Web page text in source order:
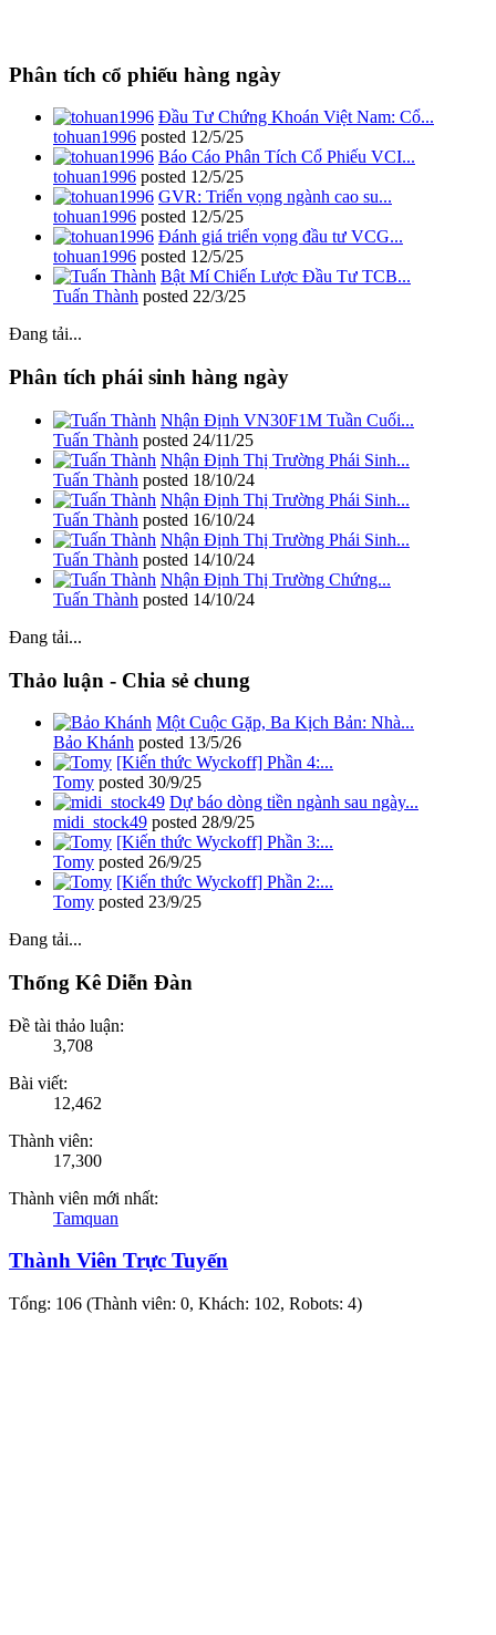
Phân tích cổ phiếu hàng ngày
Đầu Tư Chứng Khoán Việt Nam: Cổ...
tohuan1996 posted 12/5/25
Báo Cáo Phân Tích Cổ Phiếu VCI...
tohuan1996 posted 12/5/25
GVR: Triển vọng ngành cao su...
tohuan1996 posted 12/5/25
Đánh giá triển vọng đầu tư VCG...
tohuan1996 posted 12/5/25
Bật Mí Chiến Lược Đầu Tư TCB...
Tuấn Thành posted 22/3/25
Đang tải...
Phân tích phái sinh hàng ngày
Nhận Định VN30F1M Tuần Cuối...
Tuấn Thành posted 24/11/25
Nhận Định Thị Trường Phái Sinh...
Tuấn Thành posted 18/10/24
Nhận Định Thị Trường Phái Sinh...
Tuấn Thành posted 16/10/24
Nhận Định Thị Trường Phái Sinh...
Tuấn Thành posted 14/10/24
Nhận Định Thị Trường Chứng...
Tuấn Thành posted 14/10/24
Đang tải...
Thảo luận - Chia sẻ chung
Một Cuộc Gặp, Ba Kịch Bản: Nhà...
Bảo Khánh posted 13/5/26
[Kiến thức Wyckoff] Phần 4:...
Tomy posted 30/9/25
Dự báo dòng tiền ngành sau ngày...
midi_stock49 posted 28/9/25
[Kiến thức Wyckoff] Phần 3:...
Tomy posted 26/9/25
[Kiến thức Wyckoff] Phần 2:...
Tomy posted 23/9/25
Đang tải...
Thống Kê Diễn Đàn
Đề tài thảo luận:
3,708
Bài viết:
12,462
Thành viên:
17,300
Thành viên mới nhất:
Tamquan
Thành Viên Trực Tuyến
Tổng: 106 (Thành viên: 0, Khách: 102, Robots: 4)